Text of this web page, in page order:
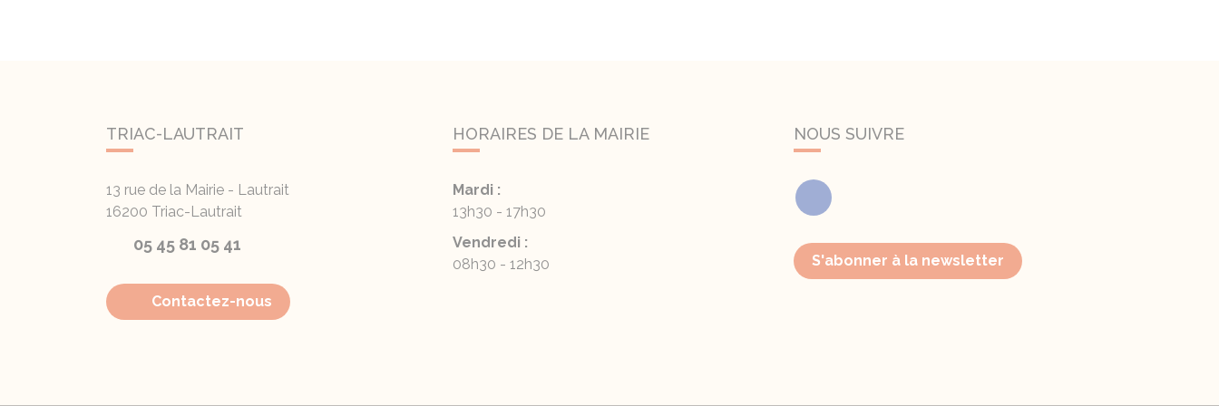
TRIAC-LAUTRAIT
13 rue de la Mairie - Lautrait
16200 Triac-Lautrait
05 45 81 05 41
Contactez-nous
HORAIRES DE LA MAIRIE
Mardi :
13h30 - 17h30
Vendredi :
08h30 - 12h30
NOUS SUIVRE
Facebook
S'abonner à la newsletter